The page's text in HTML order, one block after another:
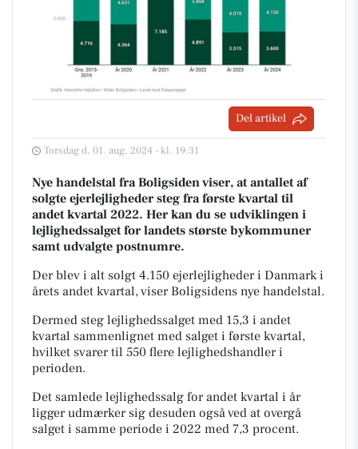
Del artikel
Torsdag d. 01. aug. 2024 - kl. 19:31
Nye handelstal fra Boligsiden viser, at antallet af
solgte ejerlejligheder steg fra første kvartal til
andet kvartal 2022. Her kan du se udviklingen i
lejlighedssalget for landets største bykommuner
samt udvalgte postnumre.
Der blev i alt solgt 4.150 ejerlejligheder i Danmark i
årets andet kvartal, viser Boligsidens nye handelstal.
Dermed steg lejlighedssalget med 15,3 i andet
kvartal sammenlignet med salget i første kvartal,
hvilket svarer til 550 flere lejlighedshandler i
perioden.
Det samlede lejlighedssalg for andet kvartal i år
ligger udmærker sig desuden også ved at overgå
salget i samme periode i 2022 med 7,3 procent.